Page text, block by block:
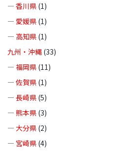
— 香川県 (1)
— 愛媛県 (1)
— 高知県 (1)
九州・沖縄 (33)
— 福岡県 (11)
— 佐賀県 (1)
— 長崎県 (5)
— 熊本県 (3)
— 大分県 (2)
— 宮崎県 (4)